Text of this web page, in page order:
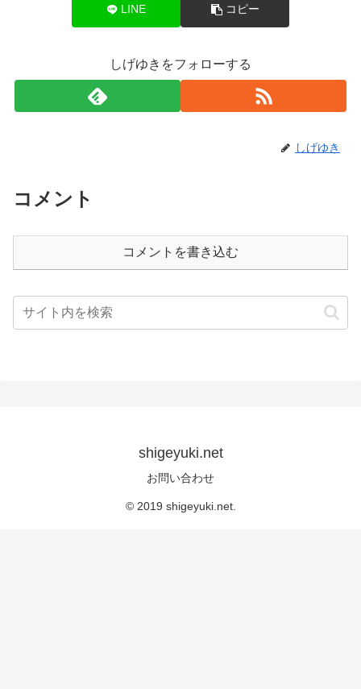
LINE コピー
しげゆきをフォローする
しげゆき
コメント
コメントを書き込む
shigeyuki.net
お問い合わせ
© 2019 shigeyuki.net.